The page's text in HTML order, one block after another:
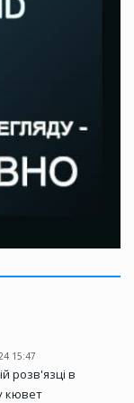
15:47
розв'язці в
кювет